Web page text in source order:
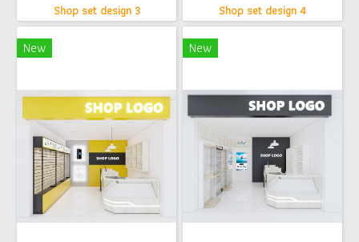
Shop set design 3 Shop set design 4
New New